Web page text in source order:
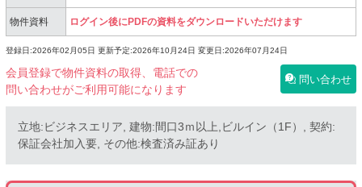
物件資料 ログイン後にPDFの資料をダウンロードいただけます
登録日:2026年02月05日 更新予定:2026年10月24日 変更日:2026年07月24日
会員登録で物件資料の取得、電話での
問い合わせがご利用可能になります
問い合わせ
立地:ビジネスエリア, 建物:間口3ｍ以上,ビルイン（1F）, 契約:
保証会社加入要, その他:検査済み証あり